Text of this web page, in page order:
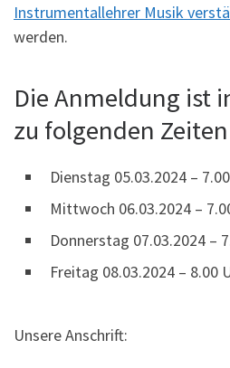
Instrumentallehrer Musik
werden.
Die Anmeldung ist
zu folgenden
Dienstag 05.03.2024 –
Mittwoch 06.03.2024 –
Donnerstag 07.03.2024 –
Freitag 08.03.2024 – 8.00
Unsere Anschrift: